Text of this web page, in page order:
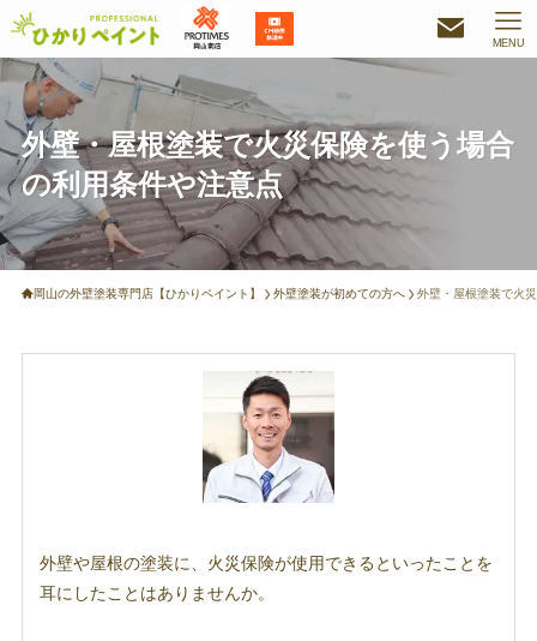
MENU
外壁・屋根塗装で火災保険を使う場合
の利用条件や注意点
岡山の外壁塗装専門店【ひかりペイント】 外壁塗装が初めての方へ 外壁・屋根塗装で火
外壁や屋根の塗装に、火災保険が使用できるといったことを
耳にしたことはありませんか。